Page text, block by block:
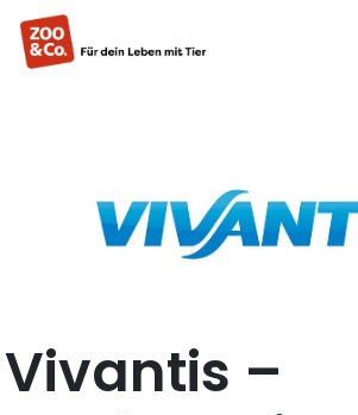
Vivantis –